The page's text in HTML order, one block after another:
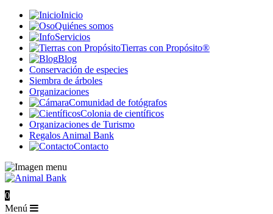
Inicio
Quiénes somos
Servicios
Tierras con Propósito®
Blog
Conservación de especies
Siembra de árboles
Organizaciones
Comunidad de fotógrafos
Colonia de científicos
Organizaciones de Turismo
Regalos Animal Bank
Contacto
0
Menú